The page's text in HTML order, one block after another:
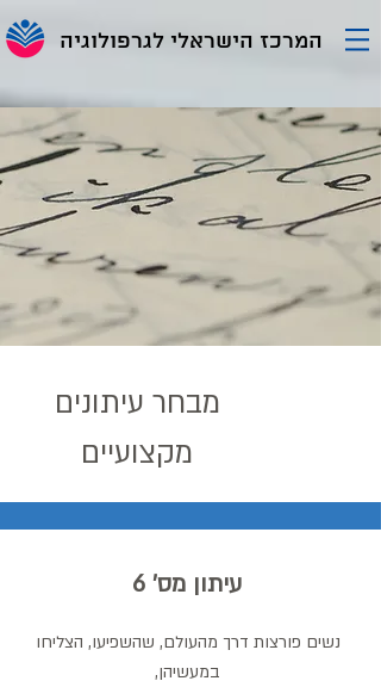
המרכז הישראלי לגרפולוגיה
מבחר עיתונים
מקצועיים
נשים פורצות דרך מהעולם, שהשפיעו, הצליחו
במעשיהן,